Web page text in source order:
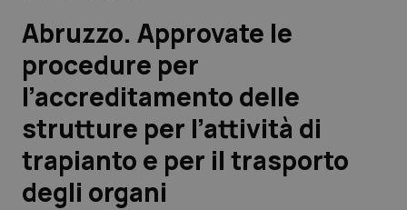
Scienza e Farmaci
Studi e Analisi
Lettere al direttore
Edizioni Regionali
Abruzzo. Approvate le
procedure per
l’accreditamento delle
strutture per l’attività di
trapianto e per il trasporto
degli organi